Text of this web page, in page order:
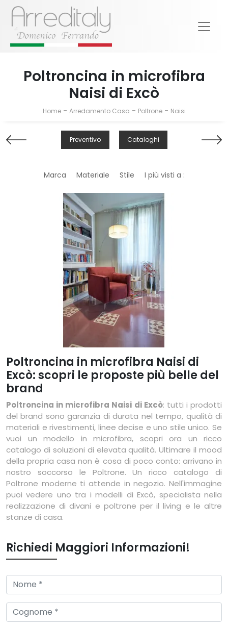
Poltroncina in microfibra
Naisi di Excò
Home- Arredamento Casa - Poltrone - Naisi
Preventivo Cataloghi
Marca Materiale Stile I più visti a :
Poltroncina in microfibra Naisi di
Excò: scopri le proposte più belle del
brand
Poltroncina in microfibra Naisi di Excò: tutti i prodotti
del brand sono garanzia di durata nel tempo, qualità di
materiali e rivestimenti, linee decise e uno stile unico. Se
vuoi un modello in microfibra, scopri ora un ricco
catalogo di soluzioni di elevata qualità. Ultimare il mood
della propria casa non è cosa di poco conto: arrivano in
nostro soccorso le Poltrone. Un ricco catalogo di
Poltrone moderne ti attende in negozio. Nell'immagine
puoi vedere uno tra i modelli di Excò, specialista nella
realizzazione di divani e poltrone per il living e le altre
stanze di casa.
Richiedi Maggiori Informazioni!